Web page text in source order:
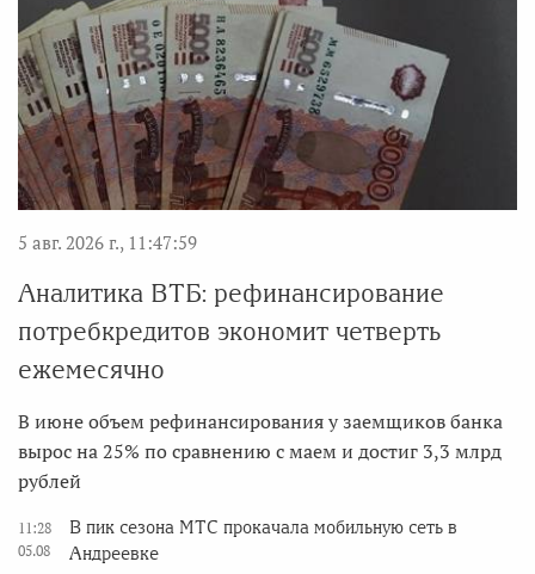
5 авг. 2026 г., 11:47:59
Аналитика ВТБ: рефинансирование
потребкредитов экономит четверть
ежемесячно
В июне объем рефинансирования у заемщиков банка
вырос на 25% по сравнению с маем и достиг 3,3 млрд
рублей
11:28
05.08
В пик сезона МТС прокачала мобильную сеть в
Андреевке